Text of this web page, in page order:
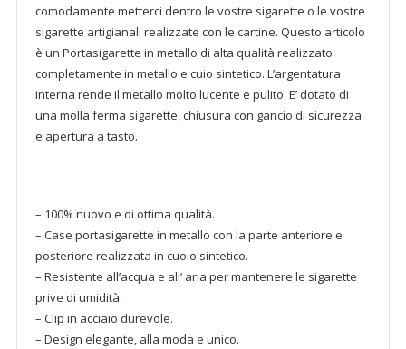
comodamente metterci dentro le vostre sigarette o le vostre
sigarette artigianali realizzate con le cartine. Questo articolo
è un Portasigarette in metallo di alta qualità realizzato
completamente in metallo e cuio sintetico. L’argentatura
interna rende il metallo molto lucente e pulito. E’ dotato di
una molla ferma sigarette, chiusura con gancio di sicurezza
e apertura a tasto.
– 100% nuovo e di ottima qualità.
– Case portasigarette in metallo con la parte anteriore e
posteriore realizzata in cuoio sintetico.
– Resistente all’acqua e all’ aria per mantenere le sigarette
prive di umidità.
– Clip in acciaio durevole.
– Design elegante, alla moda e unico.